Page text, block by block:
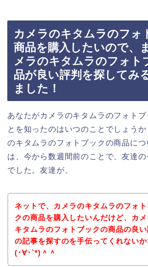
カメラのキタムラのフォ
商品を購入したいので、
メラのキタムラのフォト
品が良い評判を探してみ
ました！
あなたがカメラのキタムラのフォトブ
とを知ったのはいつのことでしょう
のキタムラのフォトブックの商品に
は、今から数週間前のことで、友達
でした。友達が、
ネットで、カメラのキタムラのフォト
クの商品を購入したいんだけど、カ
キタムラのフォトブックの商品の良い
の記事を探すのを手伝ってくれないか
(･∀･`*)＾＾